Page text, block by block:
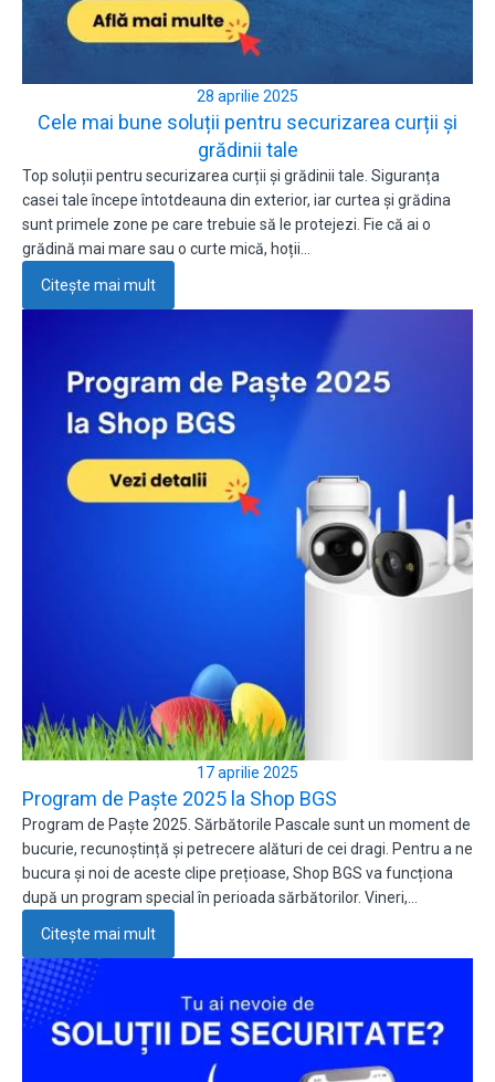
28 aprilie 2025
Cele mai bune soluții pentru securizarea curții și
grădinii tale
Top soluții pentru securizarea curții și grădinii tale. Siguranța
casei tale începe întotdeauna din exterior, iar curtea și grădina
sunt primele zone pe care trebuie să le protejezi. Fie că ai o
grădină mai mare sau o curte mică, hoții…
Citește mai mult
17 aprilie 2025
Program de Paște 2025 la Shop BGS
Program de Paște 2025. Sărbătorile Pascale sunt un moment de
bucurie, recunoștință și petrecere alături de cei dragi. Pentru a ne
bucura și noi de aceste clipe prețioase, Shop BGS va funcționa
după un program special în perioada sărbătorilor. Vineri,…
Citește mai mult